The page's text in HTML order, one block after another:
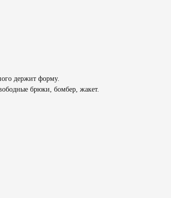
держит форму.
брюки, бомбер, жакет.